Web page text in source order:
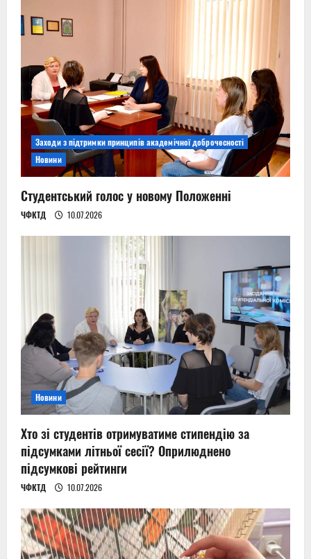
Заходи з підтримки принципів академічної доброчесності
Новини
Студентський голос у новому Положенні
ЧФКТД 10.07.2026
Новини
Хто зі студентів отримуватиме стипендію за
підсумками літньої сесії? Оприлюднено
підсумкові рейтинги
ЧФКТД 10.07.2026